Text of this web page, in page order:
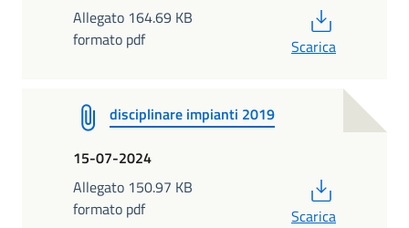
Allegato 164.69 KB
formato pdf
Scarica
disciplinare impianti 2019
15-07-2024
Allegato 150.97 KB
formato pdf
Scarica